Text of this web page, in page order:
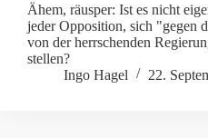
Ähem, räusper: Ist es nicht
jeder Opposition, sich "gegen
von der herrschenden
stellen?
Ingo Hagel
22.